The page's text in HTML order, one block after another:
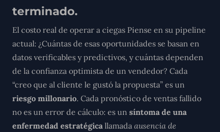
terminado.
El costo real de operar a ciegas Piense en su pipeline
actual: ¿Cuántas de esas oportunidades se basan en
datos verificables y predictivos, y cuántas dependen
de la confianza optimista de un vendedor? Cada
“creo que al cliente le gustó la propuesta” es un
riesgo millonario. Cada pronóstico de ventas fallido
no es un error de cálculo: es un síntoma de una
enfermedad estratégica llamada ausencia de